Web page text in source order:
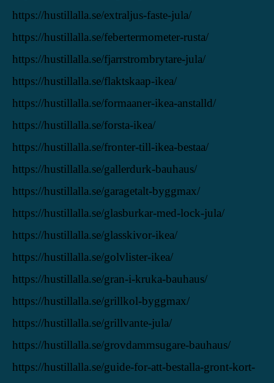
https://hustillalla.se/extraljus-faste-jula/
https://hustillalla.se/febertermometer-rusta/
https://hustillalla.se/fjarrstrombrytare-jula/
https://hustillalla.se/flaktskaap-ikea/
https://hustillalla.se/formaaner-ikea-anstalld/
https://hustillalla.se/forsta-ikea/
https://hustillalla.se/fronter-till-ikea-bestaa/
https://hustillalla.se/gallerdurk-bauhaus/
https://hustillalla.se/garagetalt-byggmax/
https://hustillalla.se/glasburkar-med-lock-jula/
https://hustillalla.se/glasskivor-ikea/
https://hustillalla.se/golvlister-ikea/
https://hustillalla.se/gran-i-kruka-bauhaus/
https://hustillalla.se/grillkol-byggmax/
https://hustillalla.se/grillvante-jula/
https://hustillalla.se/grovdammsugare-bauhaus/
https://hustillalla.se/guide-for-att-bestalla-gront-kort-